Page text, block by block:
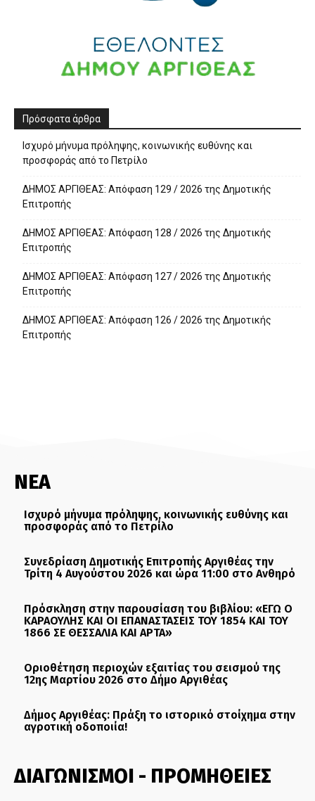
Πρόσφατα άρθρα
Ισχυρό μήνυμα πρόληψης, κοινωνικής ευθύνης και
προσφοράς από το Πετρίλο
ΔΗΜΟΣ ΑΡΓΙΘΕΑΣ: Απόφαση 129 / 2026 της Δημοτικής
Επιτροπής
ΔΗΜΟΣ ΑΡΓΙΘΕΑΣ: Απόφαση 128 / 2026 της Δημοτικής
Επιτροπής
ΔΗΜΟΣ ΑΡΓΙΘΕΑΣ: Απόφαση 127 / 2026 της Δημοτικής
Επιτροπής
ΔΗΜΟΣ ΑΡΓΙΘΕΑΣ: Απόφαση 126 / 2026 της Δημοτικής
Επιτροπής
ΝΕΑ
Ισχυρό μήνυμα πρόληψης, κοινωνικής ευθύνης και
προσφοράς από το Πετρίλο
Συνεδρίαση Δημοτικής Επιτροπής Αργιθέας την
Τρίτη 4 Αυγούστου 2026 και ώρα 11:00 στο Ανθηρό
Πρόσκληση στην παρουσίαση του βιβλίου: «ΕΓΩ Ο
ΚΑΡΑΟΥΛΗΣ ΚΑΙ ΟΙ ΕΠΑΝΑΣΤΑΣΕΙΣ ΤΟΥ 1854 ΚΑΙ ΤΟΥ
1866 ΣΕ ΘΕΣΣΑΛΙΑ ΚΑΙ ΑΡΤΑ»
Οριοθέτηση περιοχών εξαιτίας του σεισμού της
12ης Μαρτίου 2026 στο Δήμο Αργιθέας
Δήμος Αργιθέας: Πράξη το ιστορικό στοίχημα στην
αγροτική οδοποιία!
ΔΙΑΓΩΝΙΣΜΟΙ - ΠΡΟΜΗΘΕΙΕΣ